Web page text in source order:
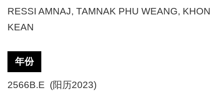
RESSI AMNAJ, TAMNAK PHU WEANG, KHON
KEAN
年份
2566B.E (阳历2023)